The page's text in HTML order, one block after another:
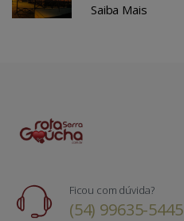
Saiba Mais
Ficou com dúvida?
(54) 99635-5445